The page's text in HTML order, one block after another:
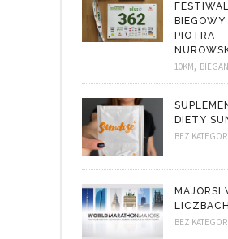
FESTIWAL
BIEGOWY
PIOTRA
10KM,
DIETY
BEZ
MAJORSI
LICZBACH
BEZ